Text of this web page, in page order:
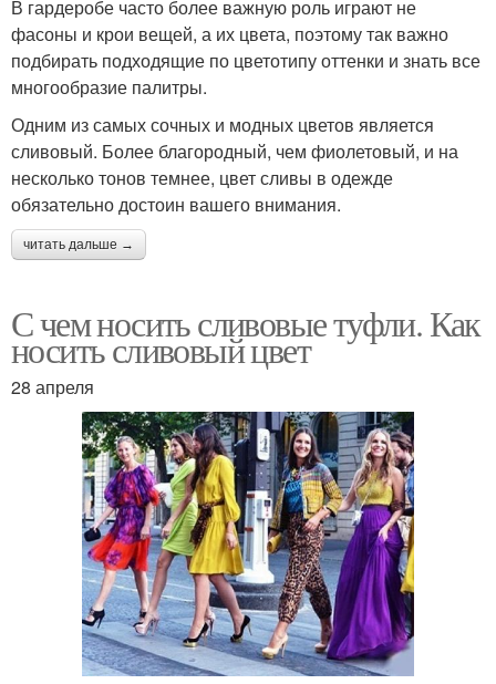
В гардеробе часто более важную роль играют не
фасоны и крои вещей, а их цвета, поэтому так важно
подбирать подходящие по цветотипу оттенки и знать все
многообразие палитры.
Одним из самых сочных и модных цветов является
сливовый. Более благородный, чем фиолетовый, и на
несколько тонов темнее, цвет сливы в одежде
обязательно достоин вашего внимания.
читать дальше →
С чем носить сливовые туфли. Как
носить сливовый цвет
28 апреля